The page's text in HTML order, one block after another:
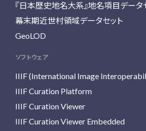
『日本歴史地名大系』地名項目データ
幕末期近世村領域データセット
GeoLOD
ソフトウェア
IIIF (International Image
IIIF Curation Platform
IIIF Curation Viewer
IIIF Curation Viewer Embedded